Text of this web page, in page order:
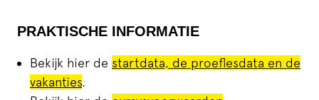
PRAKTISCHE INFORMATIE
Bekijk hier de startdata, de proeflesdata en de
vakanties.